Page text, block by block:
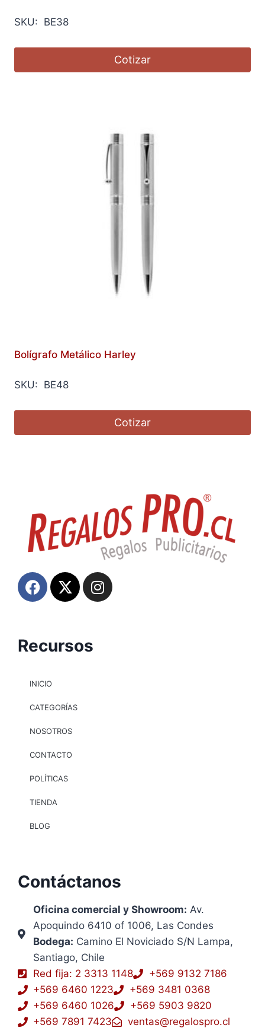
SKU: BE38
Cotizar
Bolígrafo Metálico Harley
SKU: BE48
Cotizar
Contáctanos
Oficina comercial y Showroom: Av.
Apoquindo 6410 of 1006, Las Condes
Bodega: Camino El Noviciado S/N Lampa,
Santiago, Chile
Red fija: 2 3313 1148
+569 9132 7186
+569 6460 1223
+569 3481 0368
+569 6460 1026
+569 5903 9820
+569 7891 7423
ventas@regalospro.cl
Recursos
INICIO
CATEGORÍAS
NOSOTROS
CONTACTO
POLÍTICAS
TIENDA
BLOG